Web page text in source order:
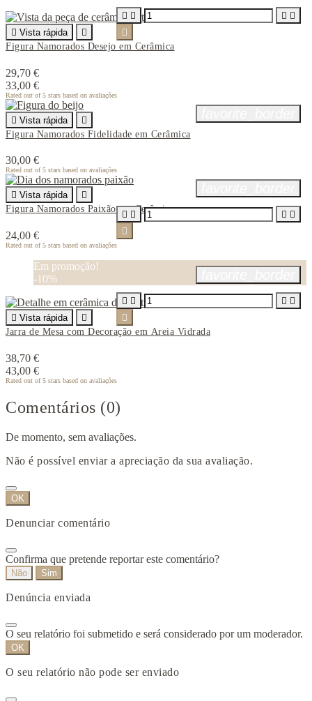
 Vista rápida

Figura Namorados Desejo em Cerâmica
29,70 €
33,00 €
Rated out of 5 stars based on avaliações
   

 Vista rápida

Figura Namorados Fidelidade em Cerâmica
30,00 €
Rated out of 5 stars based on avaliações
 Vista rápida

Figura Namorados Paixão em Cerâmica
24,00 €
Rated out of 5 stars based on avaliações
   

Em promoção!
-10%
 Vista rápida

Jarra de Mesa com Decoração em Areia Vidrada
38,70 €
43,00 €
Rated out of 5 stars based on avaliações
   

Comentários (0)
De momento, sem avaliações.
Não é possível enviar a apreciação da sua avaliação.
OK
Denunciar comentário
Confirma que pretende reportar este comentário?
Não Sim
Denúncia enviada
O seu relatório foi submetido e será considerado por um moderador.
OK
O seu relatório não pode ser enviado